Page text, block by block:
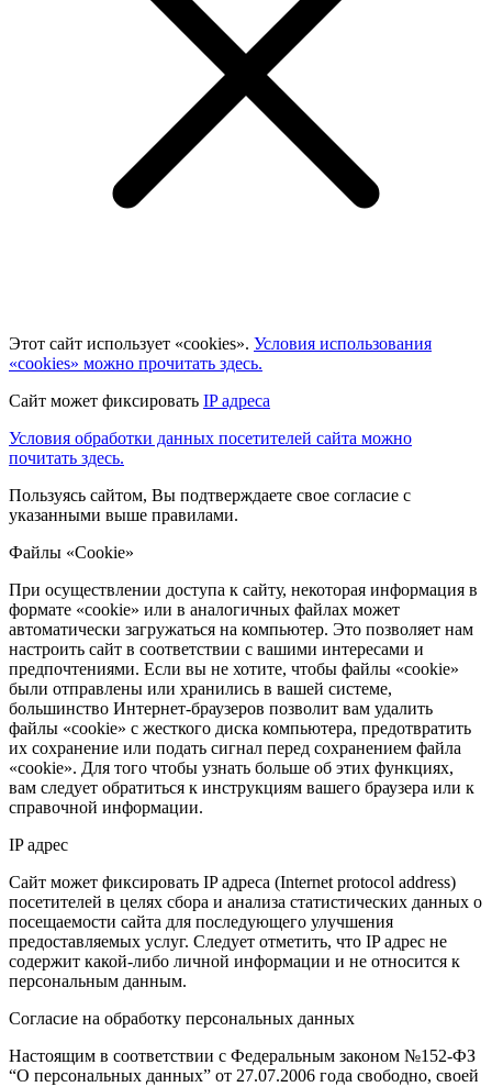
Этот сайт использует «cookies». Условия использования
«cookies» можно прочитать здесь.
Сайт может фиксировать IP адреса
Условия обработки данных посетителей сайта можно
почитать здесь.
Пользуясь сайтом, Вы подтверждаете свое согласие с
указанными выше правилами.
Файлы «Cookie»
При осуществлении доступа к сайту, некоторая информация в
формате «cookie» или в аналогичных файлах может
автоматически загружаться на компьютер. Это позволяет нам
настроить сайт в соответствии с вашими интересами и
предпочтениями. Если вы не хотите, чтобы файлы «cookie»
были отправлены или хранились в вашей системе,
большинство Интернет-браузеров позволит вам удалить
файлы «cookie» с жесткого диска компьютера, предотвратить
их сохранение или подать сигнал перед сохранением файла
«cookie». Для того чтобы узнать больше об этих функциях,
вам следует обратиться к инструкциям вашего браузера или к
справочной информации.
IP адрес
Сайт может фиксировать IP адреса (Internet protocol address)
посетителей в целях сбора и анализа статистических данных о
посещаемости сайта для последующего улучшения
предоставляемых услуг. Следует отметить, что IP адрес не
содержит какой-либо личной информации и не относится к
персональным данным.
Согласие на обработку персональных данных
Настоящим в соответствии с Федеральным законом №152-ФЗ
“О персональных данных” от 27.07.2006 года свободно, своей